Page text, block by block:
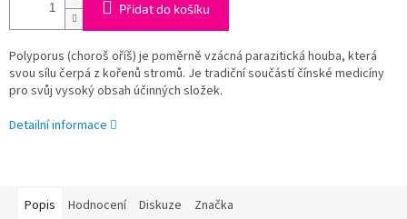
Přidat do košíku
Polyporus (choroš oříš) je poměrně vzácná parazitická houba, která
svou sílu čerpá z kořenů stromů. Je tradiční součástí čínské medicíny
pro svůj vysoký obsah účinných složek.
Detailní informace
Popis Hodnocení Diskuze Značka